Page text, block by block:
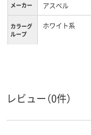
メーカー アスベル
カラーグ
ループ
ホワイト系
レビュー（0件）